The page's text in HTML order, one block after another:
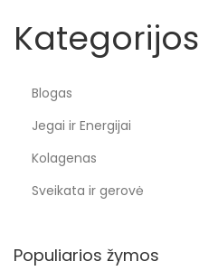
Kategorijos
Blogas
Jegai ir Energijai
Kolagenas
Sveikata ir gerovė
Populiarios žymos